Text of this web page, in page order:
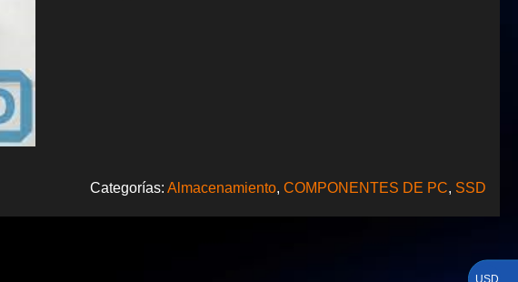
Categorías: Almacenamiento, COMPONENTES DE PC, SSD
USD